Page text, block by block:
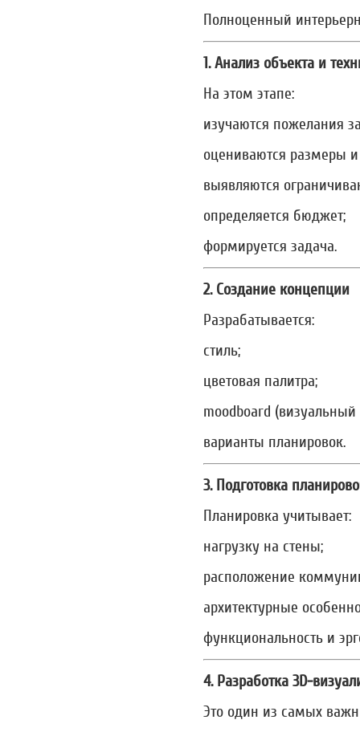
Полноценный
1. Анализ объекта и
На этом этапе:
изучаются пожелания
оцениваются размеры
выявляются
определяется бюджет;
формируется задача.
2. Создание концепции
Разрабатывается:
стиль;
цветовая палитра;
moodboard
варианты планировок.
3. Подготовка
Планировка учитывает:
нагрузку на стены;
расположение
архитектурные
функциональность и
4. Разработка 3D-
Это один из самых